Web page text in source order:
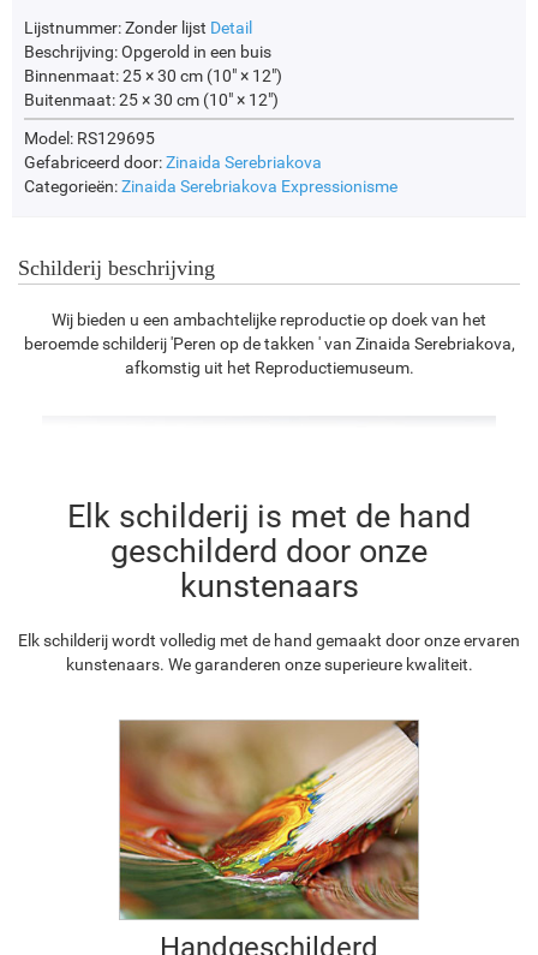
Lijstnummer:Zonder lijst Detail
Beschrijving:Opgerold in een buis
Binnenmaat:25 × 30 cm (10" × 12")
Buitenmaat:25 × 30 cm (10" × 12")
Model: RS129695
Gefabriceerd door:Zinaida Serebriakova
Categorieën:Zinaida Serebriakova Expressionisme
Schilderij beschrijving
Wij bieden u een ambachtelijke reproductie op doek van het
beroemde schilderij 'Peren op de takken ' van Zinaida Serebriakova,
afkomstig uit het Reproductiemuseum.
Elk schilderij is met de hand
geschilderd door onze
kunstenaars
Elk schilderij wordt volledig met de hand gemaakt door onze ervaren
kunstenaars. We garanderen onze superieure kwaliteit.
Handgeschilderd